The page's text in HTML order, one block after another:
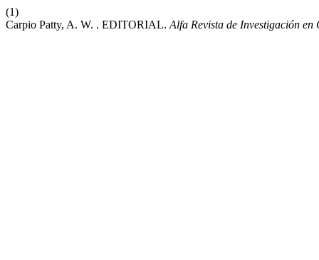
(1)
Carpio Patty, A. W. . EDITORIAL. Alfa Revista de Investigación